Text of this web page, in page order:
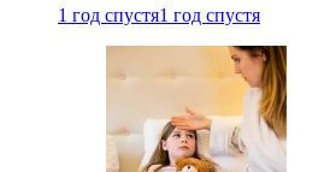
1 год спустя1 год спустя